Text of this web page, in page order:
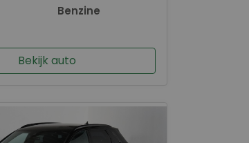
Benzine
Bekijk auto